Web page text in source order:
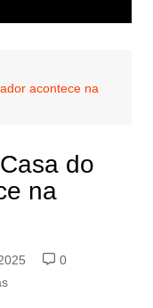
acontece na
do
na
0